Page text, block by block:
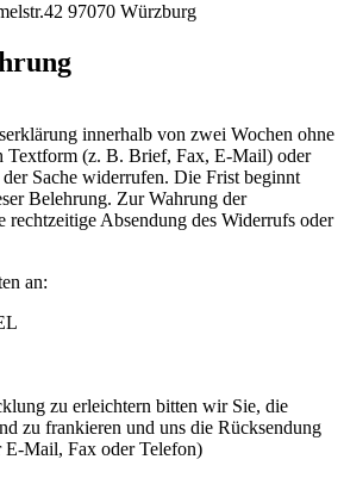
97070 Würzburg
innerhalb von zwei Wochen ohne
Textform (z. B. Brief, Fax, E-Mail) oder
Sache widerrufen. Die Frist beginnt
Belehrung. Zur Wahrung der
rechtzeitige Absendung des Widerrufs oder
an:
zu erleichtern bitten wir Sie, die
zu frankieren und uns die Rücksendung
Mail, Fax oder Telefon)